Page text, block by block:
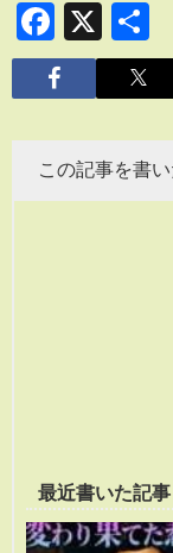
X
この記事を書い
最近書いた記事